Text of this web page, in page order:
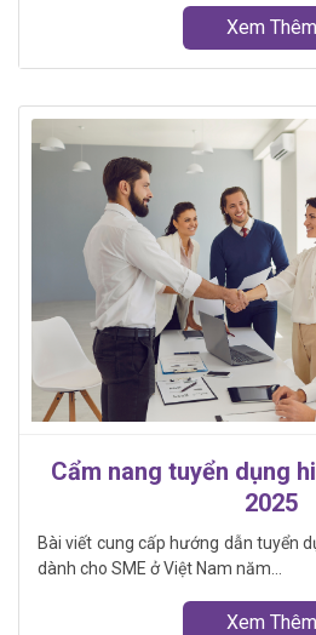
Xem Thêm
Cẩm nang tuyển dụng
2025
Bài viết cung cấp hướng dẫn tuyển
dành cho SME ở Việt Nam năm...
Xem Thêm